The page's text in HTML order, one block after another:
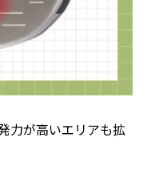
力が高いエリアも拡